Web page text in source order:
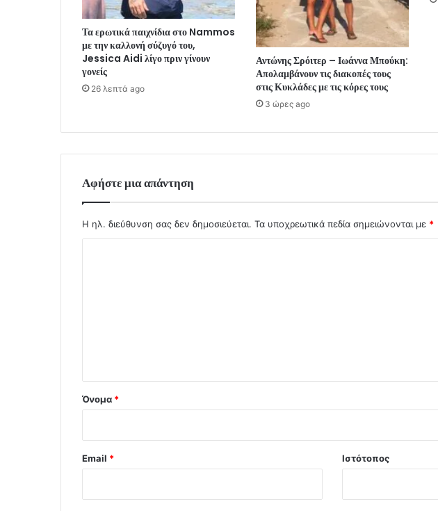
Τα ερωτικά παιχνίδια στο Nammos
με την καλλονή σύζυγό του,
Jessica Aidi λίγο πριν γίνουν
γονείς
26 λεπτά ago
Αντώνης Σρόιτερ – Ιωάννα Μπούκη:
Απολαμβάνουν τις διακοπές τους
στις Κυκλάδες με τις κόρες τους
3 ώρες ago
Αφήστε μια απάντηση
Η ηλ. διεύθυνση σας δεν δημοσιεύεται. Τα υποχρεωτικά πεδία σημειώνονται με *
Όνομα *
Email * Ιστότοπος